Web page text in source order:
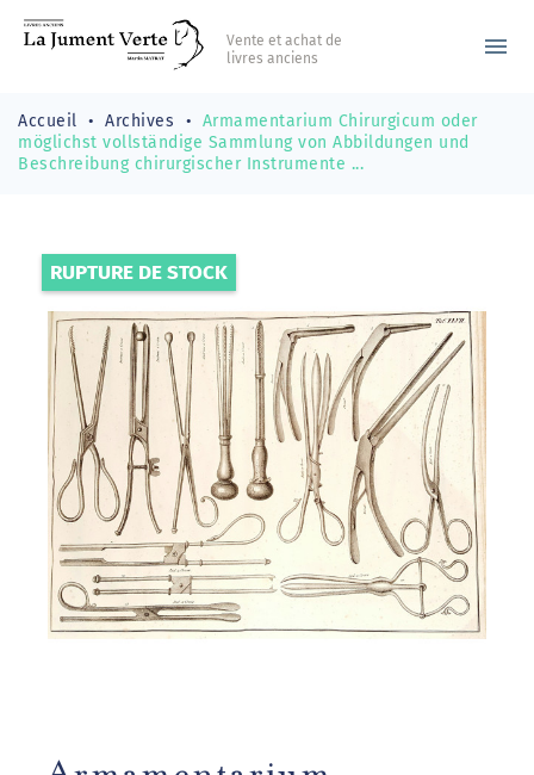
Vente et achat de
livres anciens
menu
Accueil Archives
Armamentarium Chirurgicum oder
möglichst vollständige Sammlung von Abbildungen und
Beschreibung chirurgischer Instrumente ...
RUPTURE DE STOCK
Armamentarium